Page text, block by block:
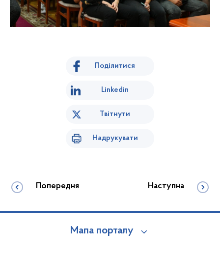
Поділитися
Linkedin
Твітнути
Надрукувати
Попередня Наступна
Мапа порталу